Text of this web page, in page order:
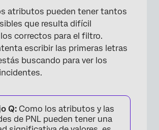
atributos pueden tener tantos
que resulta difícil
correctos para el filtro.
escribir las primeras letras
buscando para ver los
Q: Como los atributos y las
de PNL pueden tener una